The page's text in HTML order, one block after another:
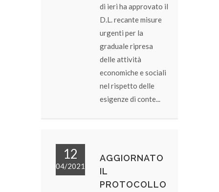
di ieri ha approvato il
D.L. recante misure
urgenti per la
graduale ripresa
delle attività
economiche e sociali
nel rispetto delle
esigenze di conte...
12
04/2021
AGGIORNATO
IL
PROTOCOLLO